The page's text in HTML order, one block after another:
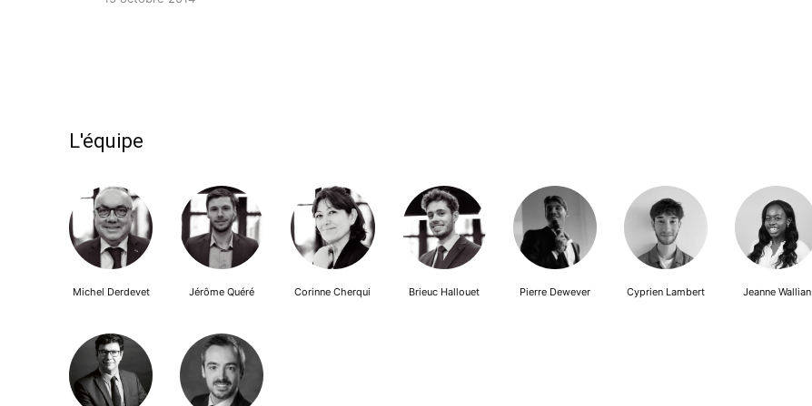
L'équipe
Michel Derdevet Jérôme Quéré Corinne Cherqui Brieuc Hallouet Pierre Dewever Cyprien Lambert Jeanne Wallian